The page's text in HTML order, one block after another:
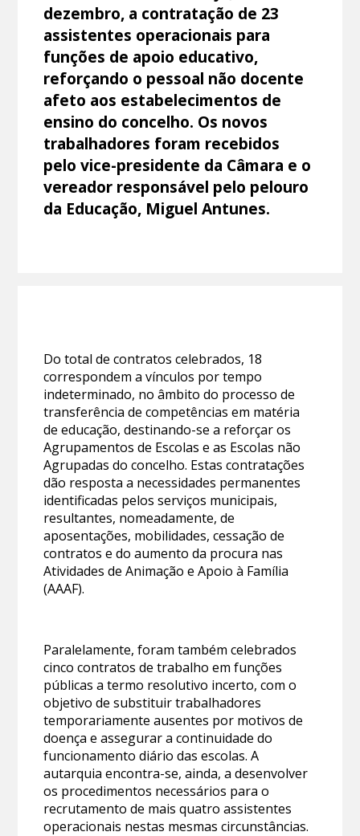
dezembro, a contratação de 23
assistentes operacionais para
funções de apoio educativo,
reforçando o pessoal não docente
afeto aos estabelecimentos de
ensino do concelho. Os novos
trabalhadores foram recebidos
pelo vice-presidente da Câmara e o
vereador responsável pelo pelouro
da Educação, Miguel Antunes.
Do total de contratos celebrados, 18
correspondem a vínculos por tempo
indeterminado, no âmbito do processo de
transferência de competências em matéria
de educação, destinando-se a reforçar os
Agrupamentos de Escolas e as Escolas não
Agrupadas do concelho. Estas contratações
dão resposta a necessidades permanentes
identificadas pelos serviços municipais,
resultantes, nomeadamente, de
aposentações, mobilidades, cessação de
contratos e do aumento da procura nas
Atividades de Animação e Apoio à Família
(AAAF).
Paralelamente, foram também celebrados
cinco contratos de trabalho em funções
públicas a termo resolutivo incerto, com o
objetivo de substituir trabalhadores
temporariamente ausentes por motivos de
doença e assegurar a continuidade do
funcionamento diário das escolas. A
autarquia encontra-se, ainda, a desenvolver
os procedimentos necessários para o
recrutamento de mais quatro assistentes
operacionais nestas mesmas circunstâncias.